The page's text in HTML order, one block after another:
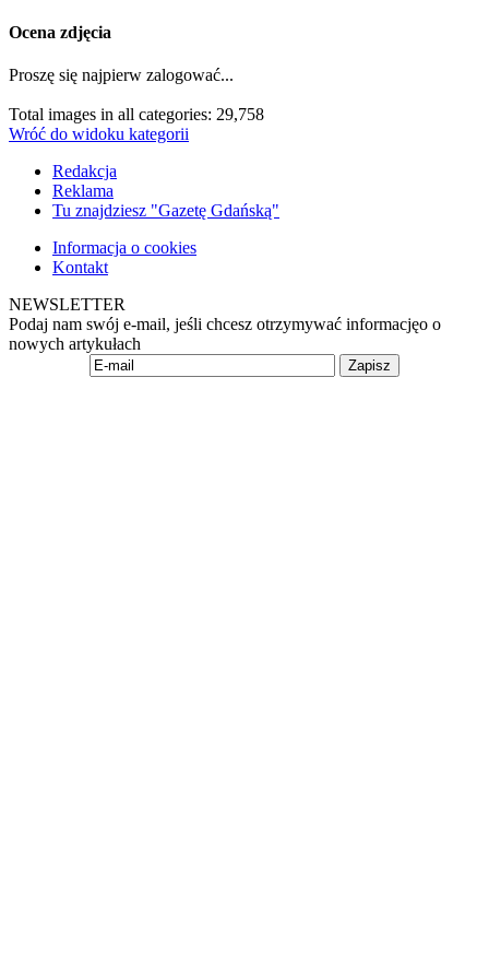
Ocena zdjęcia
Proszę się najpierw zalogować...
Total images in all categories: 29,758
Wróć do widoku kategorii
Redakcja
Reklama
Tu znajdziesz "Gazetę Gdańską"
Informacja o cookies
Kontakt
NEWSLETTER
Podaj nam swój e-mail, jeśli chcesz otrzymywać informacjęo o
nowych artykułach
Zapisz